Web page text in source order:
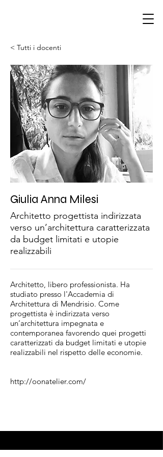
< Tutti i docenti
Giulia Anna Milesi
Architetto progettista indirizzata
verso un’architettura caratterizzata
da budget limitati e utopie
realizzabili
Architetto, libero professionista. Ha
studiato presso l'Accademia di
Architettura di Mendrisio. Come
progettista è indirizzata verso
un’architettura impegnata e
contemporanea favorendo quei progetti
caratterizzati da budget limitati e utopie
realizzabili nel rispetto delle economie.
http://oonatelier.com/